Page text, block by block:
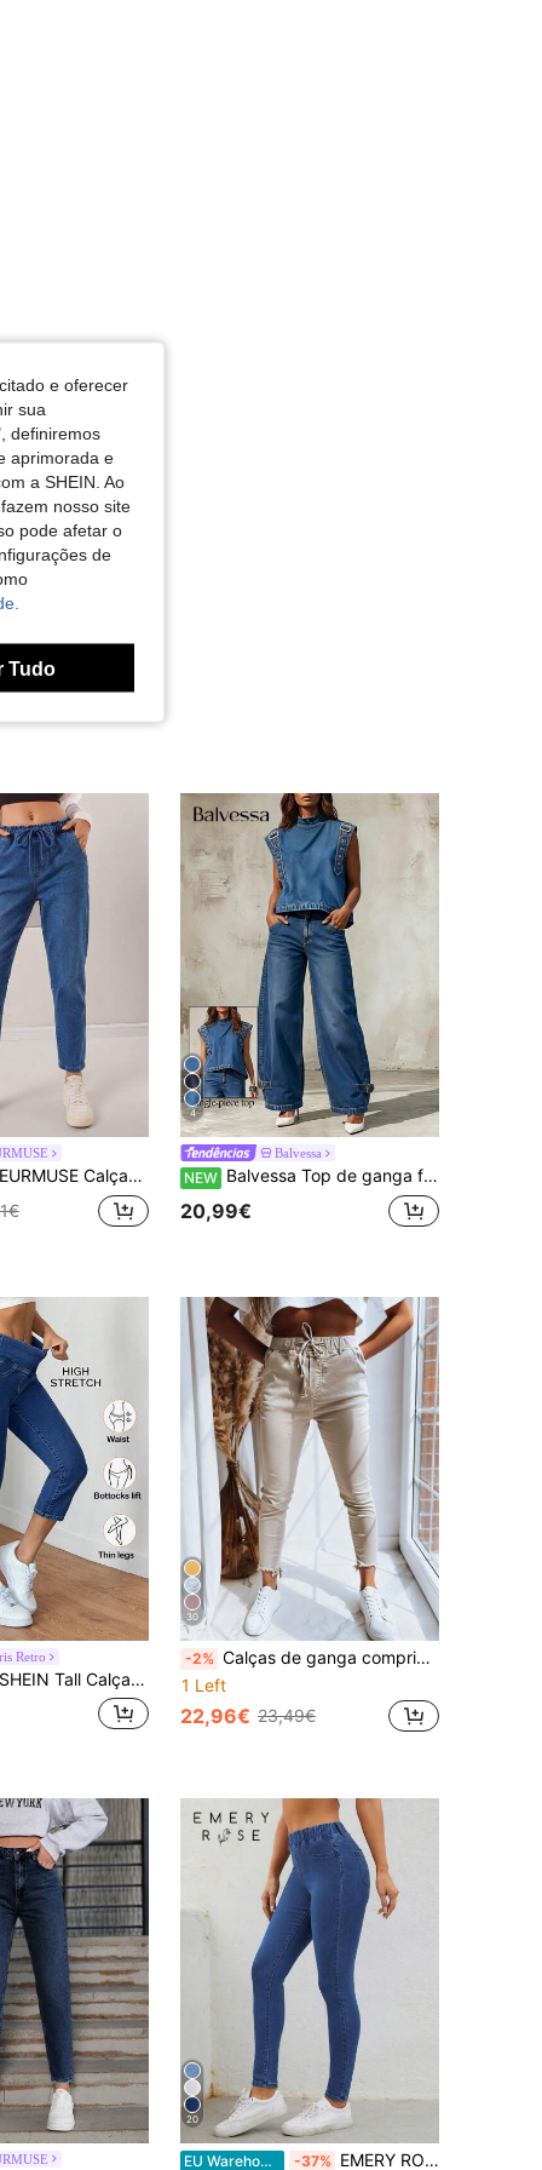
EURMUSE Calças de ganga casuais para mulher em 100% algodão, com cintura com cordão e perna afunilada, comprimento capri
4
Balvessa
NEW Balvessa Top de ganga feminino com gola alta, design de fivela com ilhós, estilo fashion
20,99€
Retro
SHEIN Tall Calça jeans cropped casual feminina para o verão de 2026, tamanho grande, cor sólida, cintura elástica, design cruzado na cintura, tecido altamente elástico, bolso inclinado.
30
-2% Calças de ganga compridas casuais de moda feminina com cintura ajustável, cordão na cintura e bolsos, elasticidade média, escolha perfeita para o outono
1 Left
22,96€ 23,49€
20
EU Warehouse -37% EMERY ROSE Calça Jeans Slim Fit Com Cintura Elástica
e oferecer
sua
definiremos
aprimorada e
a SHEIN. Ao
nosso site
pode afetar o
de
Tudo